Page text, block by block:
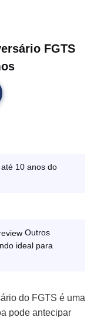
FGTS
10 anos do
Outros
ideal para
do FGTS é uma
pode antecipar